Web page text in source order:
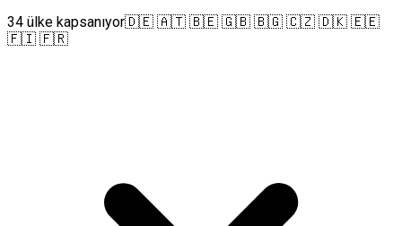
34 ülke kapsanıyor🇩🇪 🇦🇹 🇧🇪 🇬🇧 🇧🇬 🇨🇿 🇩🇰 🇪🇪
🇫🇮 🇫🇷